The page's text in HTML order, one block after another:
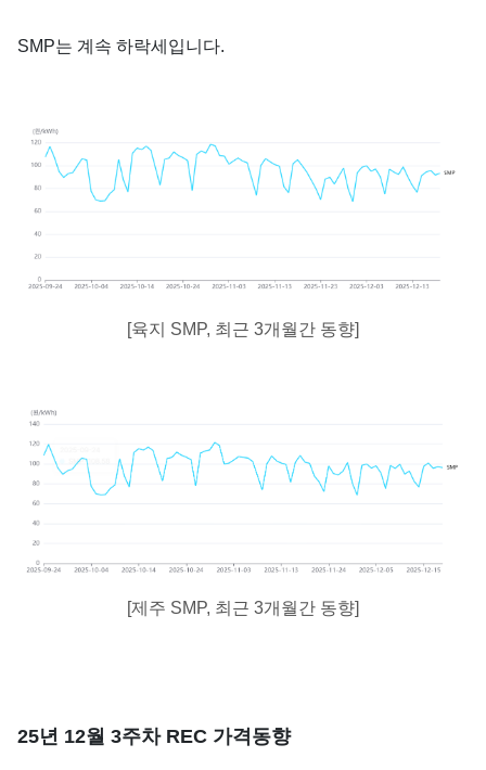
SMP는 계속 하락세입니다.
[육지 SMP, 최근 3개월간 동향]
[제주 SMP, 최근 3개월간 동향]
25년 12월 3주차 REC 가격동향